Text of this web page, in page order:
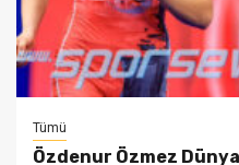
Tümü
Özdenur Özmez